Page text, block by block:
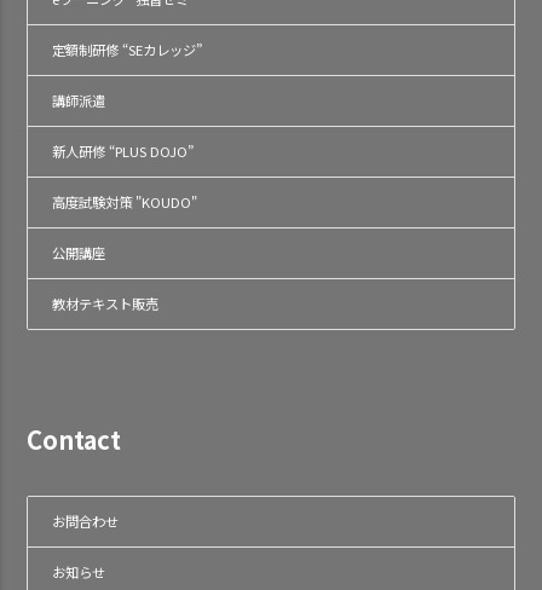
定額制研修 “SEカレッジ”
講師派遣
新人研修 “PLUS DOJO”
高度試験対策 "KOUDO"
公開講座
教材テキスト販売
Contact
お問合わせ
お知らせ